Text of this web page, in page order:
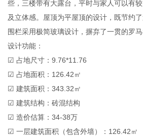
些，三楼带有大露台，平时与家人可以有
及立体感。屋顶为平屋顶的设计，既节约
围栏采用极简玻璃设计，摒弃了一贯的罗
设计功能：
☑ 占地尺寸：9.76*11.76
☑ 占地面积：126.42㎡
☑ 建筑面积：343.32㎡
☑ 建筑结构：砖混结构
☑ 造价估算：34-38万
☑ 一层建筑面积（包含外墙）：126.42㎡